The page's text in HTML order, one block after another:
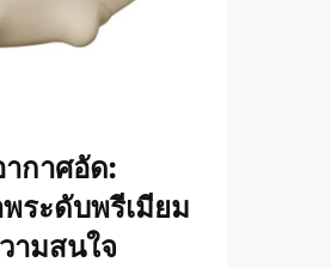
ากาศอัด:
ะดับพรีเมียม
ามสนใจ